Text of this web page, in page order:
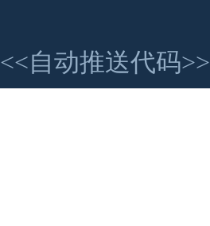
<<自动推送代码>>